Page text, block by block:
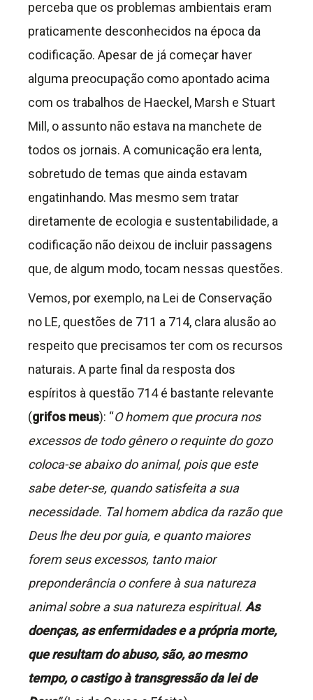
perceba que os problemas ambientais eram
praticamente desconhecidos na época da
codificação. Apesar de já começar haver
alguma preocupação como apontado acima
com os trabalhos de Haeckel, Marsh e Stuart
Mill, o assunto não estava na manchete de
todos os jornais. A comunicação era lenta,
sobretudo de temas que ainda estavam
engatinhando. Mas mesmo sem tratar
diretamente de ecologia e sustentabilidade, a
codificação não deixou de incluir passagens
que, de algum modo, tocam nessas questões.
Vemos, por exemplo, na Lei de Conservação
no LE, questões de 711 a 714, clara alusão ao
respeito que precisamos ter com os recursos
naturais. A parte final da resposta dos
espíritos à questão 714 é bastante relevante
(grifos meus): “O homem que procura nos
excessos de todo gênero o requinte do gozo
coloca-se abaixo do animal, pois que este
sabe deter-se, quando satisfeita a sua
necessidade. Tal homem abdica da razão que
Deus lhe deu por guia, e quanto maiores
forem seus excessos, tanto maior
preponderância o confere à sua natureza
animal sobre a sua natureza espiritual. As
doenças, as enfermidades e a própria morte,
que resultam do abuso, são, ao mesmo
tempo, o castigo à transgressão da lei de